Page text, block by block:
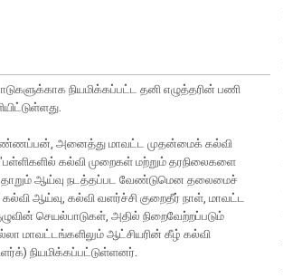
நியமிக்கப்பட்ட தனி எழுத்தரின் பணி
அனைத்து மாவட்ட முதன்மைக் கல்வி
கல்வி முறைகள் மற்றும் தரநிலைகளை
ஆய்வு நடத்தப்பட வேண்டுமென தலைமைச்
கல்வி ஆய்வு, கல்வி வளர்ச்சி குறைதீர் நாள், மாவட்ட
செயல்பாடுகள், அதில் நிறைவேற்றப்படும்
ஆட்சியரின் கீழ் கல்வி
நியமிக்கப்பட்டுள்ளனர்.